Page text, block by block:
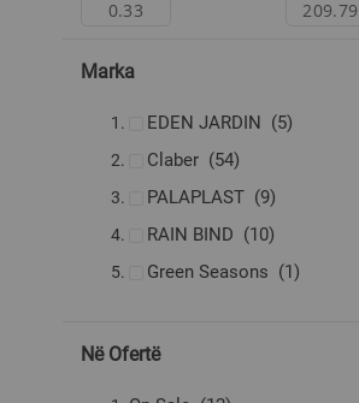
Marka
EDEN JARDIN 5produkte
Claber
54produkte
PALAPLAST
9produkte
RAIN BIND
10produkte
Green Seasons
1produkt
Në Ofertë